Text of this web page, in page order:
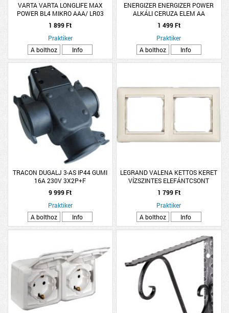
VARTA VARTA LONGLIFE MAX
POWER BL4 MIKRO AAA/ LR03
ELEM
1 899 Ft
Praktiker
A bolthoz
Info
ENERGIZER ENERGIZER POWER
ALKÁLI CERUZA ELEM AA
4DB/CSOMAG
1 499 Ft
Praktiker
A bolthoz
Info
TRACON DUGALJ 3-AS IP44 GUMI
16A 230V 3X2P+F
9 999 Ft
Praktiker
A bolthoz
Info
LEGRAND VALENA KETTOS KERET
VÍZSZINTES ELEFÁNTCSONT
1 799 Ft
Praktiker
A bolthoz
Info